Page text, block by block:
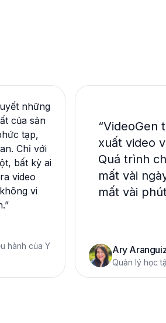
“VideoGen
xuất video
Quá trình
mất vài
mất vài
Ary
Quản lý học
những
của sản
tạp,
Chỉ với
bất kỳ ai
video
vi
”
hành của Y